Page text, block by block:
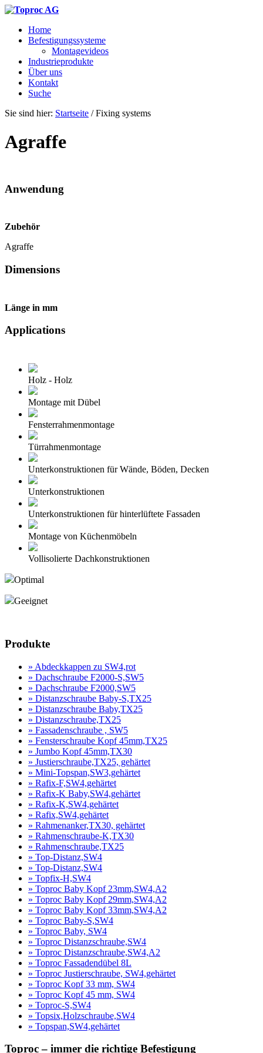
Home
Befestigungssysteme
Montagevideos
Industrieprodukte
Über uns
Kontakt
Suche
Sie sind hier: Startseite / Fixing systems
Agraffe
Anwendung
Zubehör
Agraffe
Dimensions
Länge in mm
Applications
Holz - Holz
Montage mit Dübel
Fensterrahmenmontage
Türrahmenmontage
Unterkonstruktionen für Wände, Böden, Decken
Unterkonstruktionen
Unterkonstruktionen für hinterlüftete Fassaden
Montage von Küchenmöbeln
Vollisolierte Dachkonstruktionen
Optimal
Geeignet
Produkte
» Abdeckkappen zu SW4,rot
» Dachschraube F2000-S,SW5
» Dachschraube F2000,SW5
» Distanzschraube Baby-S,TX25
» Distanzschraube Baby,TX25
» Distanzschraube,TX25
» Fassadenschraube , SW5
» Fensterschraube Kopf 45mm,TX25
» Jumbo Kopf 45mm,TX30
» Justierschraube,TX25, gehärtet
» Mini-Topspan,SW3,gehärtet
» Rafix-F,SW4,gehärtet
» Rafix-K Baby,SW4,gehärtet
» Rafix-K,SW4,gehärtet
» Rafix,SW4,gehärtet
» Rahmenanker,TX30, gehärtet
» Rahmenschraube-K,TX30
» Rahmenschraube,TX25
» Top-Distanz,SW4
» Top-Distanz,SW4
» Topfix-H,SW4
» Toproc Baby Kopf 23mm,SW4,A2
» Toproc Baby Kopf 29mm,SW4,A2
» Toproc Baby Kopf 33mm,SW4,A2
» Toproc Baby-S,SW4
» Toproc Baby, SW4
» Toproc Distanzschraube,SW4
» Toproc Distanzschraube,SW4,A2
» Toproc Fassadendübel 8L
» Toproc Justierschraube, SW4,gehärtet
» Toproc Kopf 33 mm, SW4
» Toproc Kopf 45 mm, SW4
» Toproc-S,SW4
» Topsix,Holzschraube,SW4
» Topspan,SW4,gehärtet
Toproc – immer die richtige Befestigung